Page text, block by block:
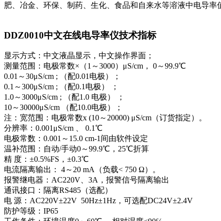
肥、冶金、环保、制药、生化、食品和自来水等溶液中电导率
DDZ0010中文在线电导率仪技术指标
显示方式：中文液晶显示，中文操作界面；
测量范围：电极常数×（1～3000）μS/cm， 0～99.9℃
0.01～30μS/cm ; （配0.01电极）；
0.1～300μS/cm ; （配0.1电极） ；
1.0～3000μS/cm ; （配1.0 电极） ；
10～30000μS/cm （配10.0电极）；
注：宽范围：电极常数x (10～20000) μS/cm（订货指定）。
分辨率：0.001μS/cm 、 0.1℃
电极常数：0.001～15.0 cm-1间由软件设定
温补范围：自动/手动0～99.9℃，25℃折算
精 度：±0.5%FS，±0.3℃
电流隔离输出： 4～20 mA（负载< 750 Ω）。
报警继电器：AC220V、3A，报警信号隔离输出
通讯接口：隔离RS485（选配）
电 源：AC220V±22V 50Hz±1Hz，可选配DC24V±2.4V
防护等级：IP65